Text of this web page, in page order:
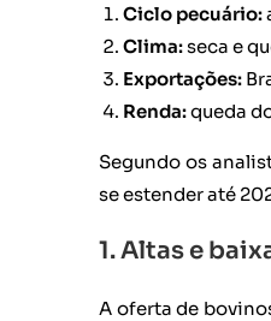
Ciclo pecuário:
Clima:seca e
Exportações:
Renda:queda
Segundo os
se estender até
1. Altas e
A oferta de